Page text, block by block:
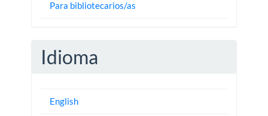
Para bibliotecarios/as
Idioma
English